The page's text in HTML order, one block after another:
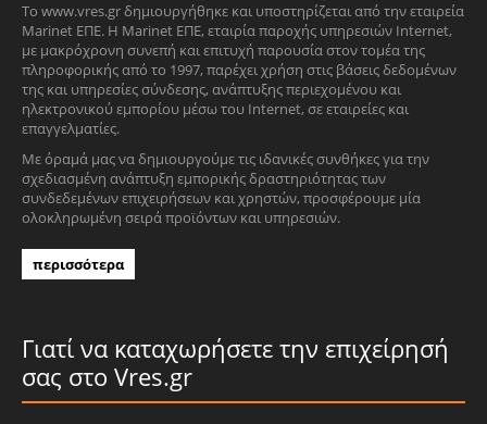
Το www.vres.gr δημιουργήθηκε και υποστηρίζεται από την εταιρεία
Marinet ΕΠΕ. Η Marinet ΕΠΕ, εταιρία παροχής υπηρεσιών Internet,
με μακρόχρονη συνεπή και επιτυχή παρουσία στον τομέα της
πληροφορικής από το 1997, παρέχει χρήση στις βάσεις δεδομένων
της και υπηρεσίες σύνδεσης, ανάπτυξης περιεχομένου και
ηλεκτρονικού εμπορίου μέσω του Internet, σε εταιρείες και
επαγγελματίες.
Με όραμά μας να δημιουργούμε τις ιδανικές συνθήκες για την
σχεδιασμένη ανάπτυξη εμπορικής δραστηριότητας των
συνδεδεμένων επιχειρήσεων και χρηστών, προσφέρουμε μία
ολοκληρωμένη σειρά προϊόντων και υπηρεσιών.
περισσότερα
Γιατί να καταχωρήσετε την επιχείρησή
σας στο Vres.gr